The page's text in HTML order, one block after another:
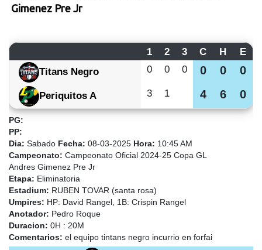
Gimenez Pre Jr
1 2 3 C H
E
Titans Negro
0 0 0 0 0 0
Periquitos A 3 1 4 6 0
PG:
PP:
Dia: Sabado Fecha: 08-03-2025 Hora: 10:45 AM
Campeonato: Campeonato Oficial 2024-25 Copa GL
Andres Gimenez Pre Jr
Etapa: Eliminatoria
Estadium: RUBEN TOVAR (santa rosa)
Umpires: HP: David Rangel, 1B: Crispin Rangel
Anotador: Pedro Roque
Duracion: 0H : 20M
Comentarios: el equipo tintans negro incurrio en forfai